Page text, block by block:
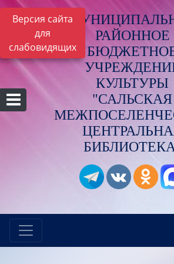
Версия сайта
для
слабовидящих
РАЙОННОЕ
КУЛЬТУРЫ
"САЛЬСКАЯ